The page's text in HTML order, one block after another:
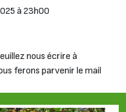
à 23h00
nous écrire à
ferons parvenir le mail